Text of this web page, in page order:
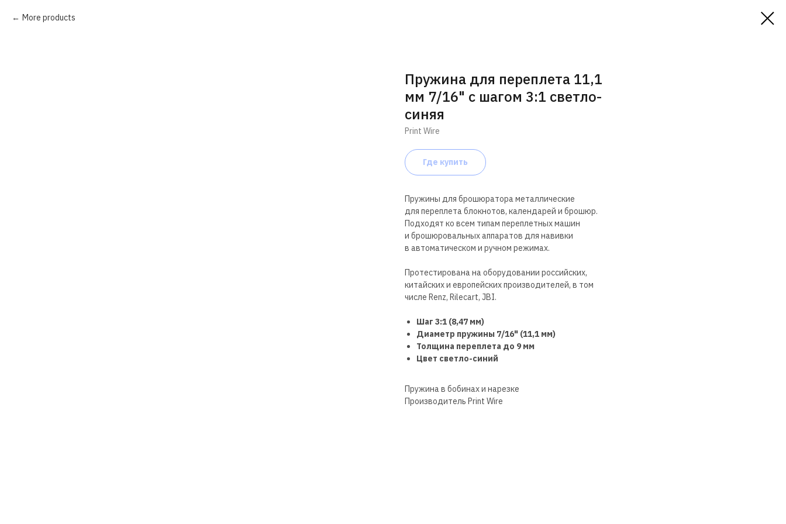
More products
Пружина для переплета 11,1
мм 7/16" с шагом 3:1 светло-
синяя
Print Wire
Где купить
Пружины для брошюратора металлические
для переплета блокнотов, календарей и брошюр.
Подходят ко всем типам переплетных машин
и брошюровальных аппаратов для навивки
в автоматическом и ручном режимах.
Протестирована на оборудовании российских,
китайских и европейских производителей, в том
числе Renz, Rilecart, JBI.
Шаг 3:1 (8,47 мм)
Диаметр пружины 7/16" (11,1 мм)
Толщина переплета до 9 мм
Цвет светло-синий
Пружина в бобинах и нарезке
Производитель Print Wire